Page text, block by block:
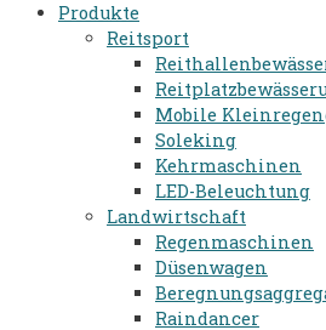
Produkte
Reitsport
Mobile
Soleking
Kehrmaschinen
LED-Beleuchtung
Landwirtschaft
Regenmaschinen
Düsenwagen
Raindancer